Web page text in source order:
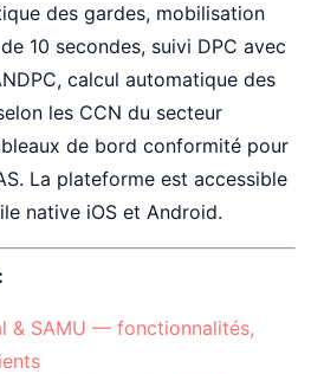
des gardes, mobilisation
10 secondes, suivi DPC avec
calcul automatique des
les CCN du secteur
de bord conformité pour
La plateforme est accessible
native iOS et Android.
& SAMU — fonctionnalités,